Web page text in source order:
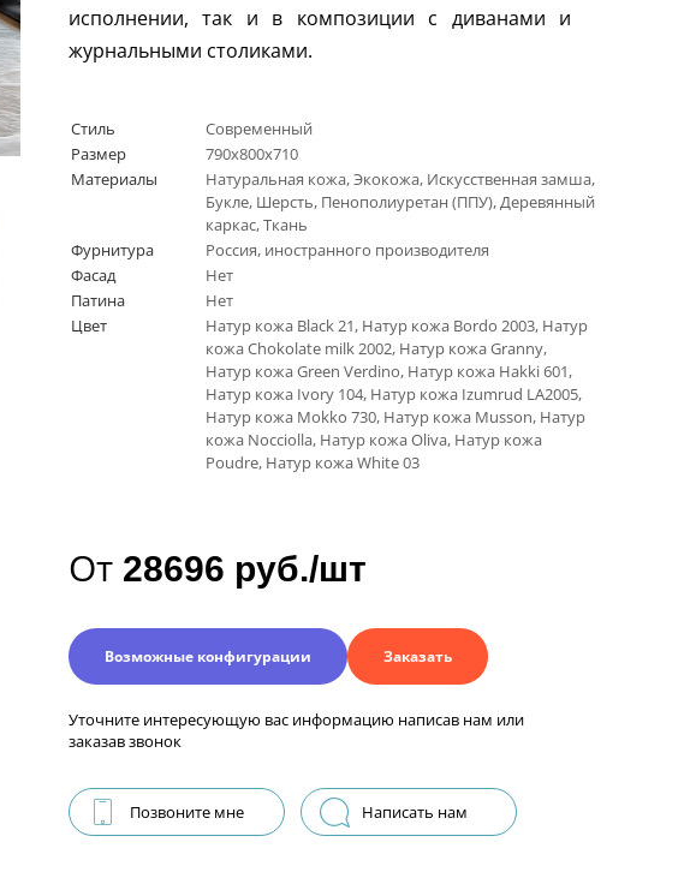
исполнении, так и в композиции с диванами и
журнальными столиками.
Стиль
Современный
Размер
790x800x710
Материалы
Натуральная кожа, Экокожа, Искусственная замша,
Букле, Шерсть, Пенополиуретан (ППУ), Деревянный
каркас, Ткань
Фурнитура
Россия, иностранного производителя
Фасад
Нет
Патина
Нет
Цвет
Натур кожа Black 21, Натур кожа Bordo 2003, Натур
кожа Chokolate milk 2002, Натур кожа Granny,
Натур кожа Green Verdino, Натур кожа Hakki 601,
Натур кожа Ivory 104, Натур кожа Izumrud LA2005,
Натур кожа Mokko 730, Натур кожа Musson, Натур
кожа Nocciolla, Натур кожа Oliva, Натур кожа
Poudre, Натур кожа White 03
От 28696 руб./шт
Возможные конфигурации Заказать
Уточните интересующую вас информацию написав нам или
заказав звонок
Позвоните мне Написать нам